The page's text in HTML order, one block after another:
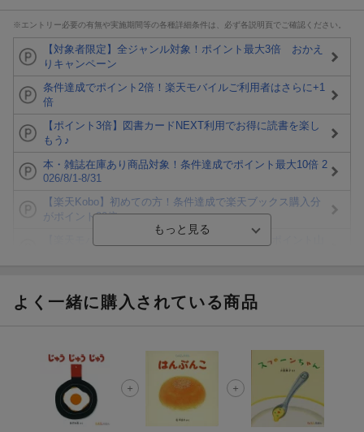
※エントリー必要の有無や実施期間等の各種詳細条件は、必ず各説明頁でご確認ください。
【対象者限定】全ジャンル対象！ポイント最大3倍 おかえ
りキャンペーン
条件達成でポイント2倍！楽天モバイルご利用者はさらに+1
倍
【ポイント3倍】図書カードNEXT利用でお得に読書を楽し
もう♪
本・雑誌在庫あり商品対象！条件達成でポイント最大10倍 2
026/8/1-8/31
【楽天Kobo】初めての方！条件達成で楽天ブックス購入分
がポイント20倍
ト山分け
エントリー＆3,000円以上購入で無料データSIM（3GB/月プ
ラン）が当たる！
楽天モバイル紹介キャンペーンの拡散で300円OFFクーポン
進呈
よく一緒に購入されている商品